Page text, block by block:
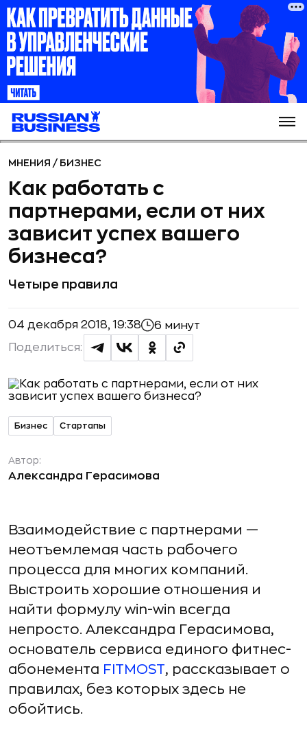
МНЕНИЯ / БИЗНЕС
Как работать с
партнерами, если от них
зависит успех вашего
бизнеса?
Четыре правила
04 декабря 2018, 19:38 6 минут
Поделиться:
Бизнес Стартапы
Автор:
Александра Герасимова
Взаимодействие с партнерами —
неотъемлемая часть рабочего
процесса для многих компаний.
Выстроить хорошие отношения и
найти формулу win-win всегда
непросто. Александра Герасимова,
основатель сервиса единого фитнес-
абонемента FITMOST, рассказывает о
правилах, без которых здесь не
обойтись.